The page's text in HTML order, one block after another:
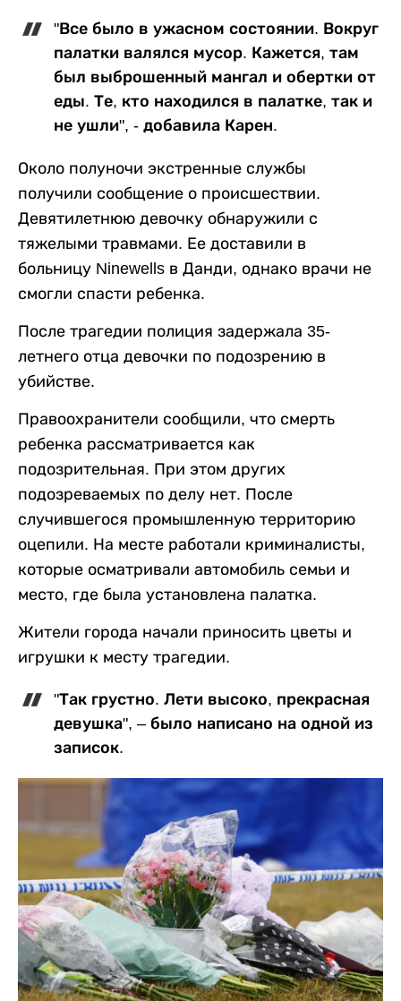
"Все было в ужасном состоянии. Вокруг
палатки валялся мусор. Кажется, там
был выброшенный мангал и обертки от
еды. Те, кто находился в палатке, так и
не ушли", - добавила Карен.
Около полуночи экстренные службы
получили сообщение о происшествии.
Девятилетнюю девочку обнаружили с
тяжелыми травмами. Ее доставили в
больницу Ninewells в Данди, однако врачи не
смогли спасти ребенка.
После трагедии полиция задержала 35-
летнего отца девочки по подозрению в
убийстве.
Правоохранители сообщили, что смерть
ребенка рассматривается как
подозрительная. При этом других
подозреваемых по делу нет. После
случившегося промышленную территорию
оцепили. На месте работали криминалисты,
которые осматривали автомобиль семьи и
место, где была установлена палатка.
Жители города начали приносить цветы и
игрушки к месту трагедии.
"Так грустно. Лети высоко, прекрасная
девушка", – было написано на одной из
записок.